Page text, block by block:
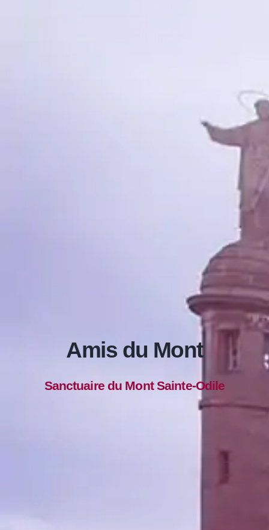
Amis du Mont
Sanctuaire du Mont Sainte-Odile